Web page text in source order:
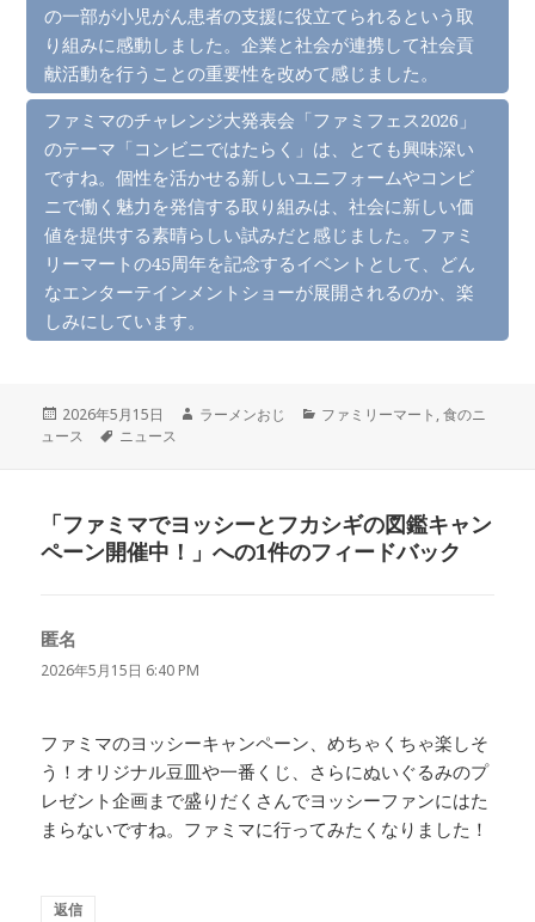
の一部が小児がん患者の支援に役立てられるという取
り組みに感動しました。企業と社会が連携して社会貢
献活動を行うことの重要性を改めて感じました。
ファミマのチャレンジ大発表会「ファミフェス2026」
のテーマ「コンビニではたらく」は、とても興味深い
ですね。個性を活かせる新しいユニフォームやコンビ
ニで働く魅力を発信する取り組みは、社会に新しい価
値を提供する素晴らしい試みだと感じました。ファミ
リーマートの45周年を記念するイベントとして、どん
なエンターテインメントショーが展開されるのか、楽
しみにしています。
投
稿
2026年5月15日
作
ラーメンおじ
カ
ファミリーマート,食のニ
ュース
タ
ニュース
「ファミマでヨッシーとフカシギの図鑑キャン
ペーン開催中！」への1件のフィードバック
匿名
り:
2026年5月15日 6:40 PM
ファミマのヨッシーキャンペーン、めちゃくちゃ楽しそ
う！オリジナル豆皿や一番くじ、さらにぬいぐるみのプ
レゼント企画まで盛りだくさんでヨッシーファンにはた
まらないですね。ファミマに行ってみたくなりました！
返信